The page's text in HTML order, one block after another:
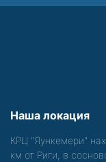
Наша локация
КРЦ "Яункемери"
км от Риги, в